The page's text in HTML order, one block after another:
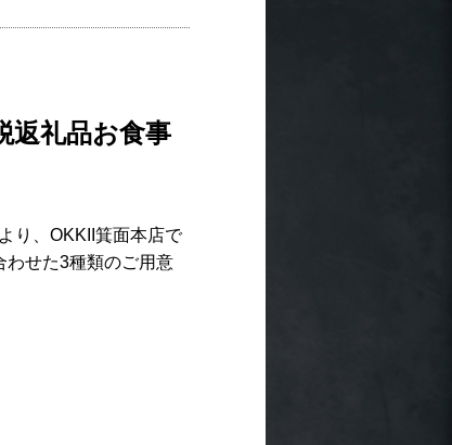
返礼品お食事
り、OKKII箕面本店で
わせた3種類のご用意